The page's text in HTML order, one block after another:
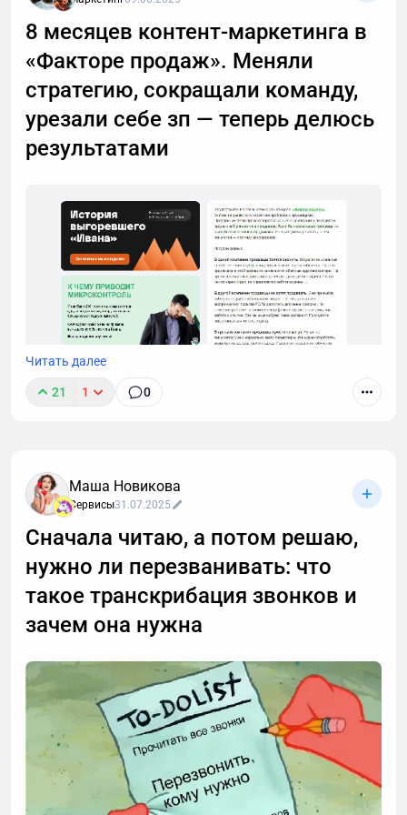
важный разговор, например, ждете курьера, то я
расскажу, почему стоит делегировать телефонные
звонки мне.
8 месяцев контент-маркетинга в
«Факторе продаж». Меняли
стратегию, сокращали команду,
урезали себе зп — теперь делюсь
результатами
Читать далее
21 1 0
Маша Новикова
Сервисы31.07.2025
Сначала читаю, а потом решаю,
нужно ли перезванивать: что
такое транскрибация звонков и
зачем она нужна